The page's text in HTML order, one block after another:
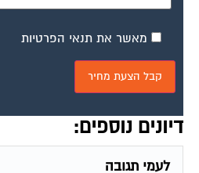
דיונים נוספים:
לעמי תגובה
פורום משכנתא - ייעוץ ומיחזור